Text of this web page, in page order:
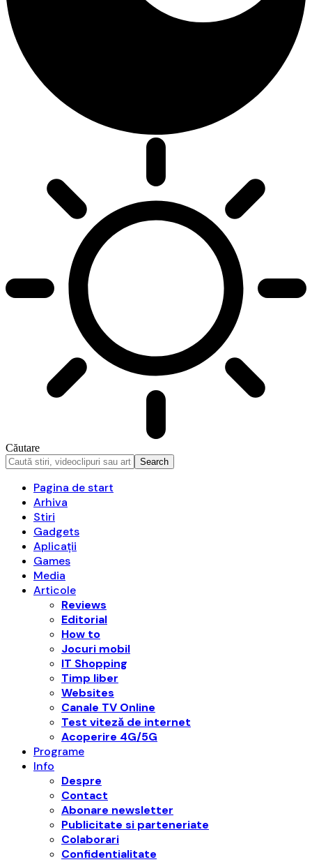
Căutare
Pagina de start
Arhiva
Stiri
Gadgets
Aplicații
Games
Media
Articole
Reviews
Editorial
How to
Jocuri mobil
IT Shopping
Timp liber
Websites
Canale TV Online
Test viteză de internet
Acoperire 4G/5G
Programe
Info
Despre
Contact
Abonare newsletter
Publicitate si parteneriate
Colaborari
Confidentialitate